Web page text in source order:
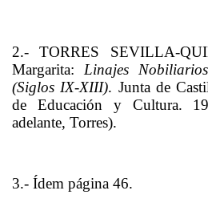
2.- TORRES SEVILLA-
Margarita: Linajes
(Siglos IX-XIII). Junta de
de Educación y Cultura.
adelante, Torres).
3.- Ídem página 46.